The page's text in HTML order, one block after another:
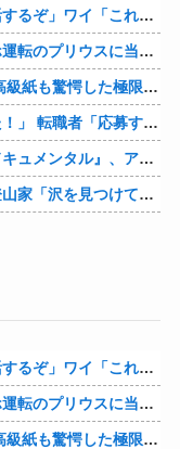
【衝撃】烈海王「この砂糖水を飲めば復活するぞ」ワイ「これはトンデモ理論やろなぁ」ﾍﾟﾗ←結果ｗｗｗｗ
【動画】逃げる判断はやっ！埼玉でスマホ運転のプリウスに当て逃げされる車載。
海外「日本人はなんて気高いんだ！」 英高級紙も驚愕した極限の中の日本人の姿に世界が衝撃
とある転職サイト「スカウトしにきました！」 転職者「応募するわ！」 → 結果ｗｗｗｗｗ
【芸能】松本人志企画・プロデュース『ドキュメンタル』、アメリカで初の制作が決定
登山家「山で迷ったらとりあえず登れ」登山家「沢を見つけて下山しろ」←これ結局どっちが正解なの？
【衝撃】烈海王「この砂糖水を飲めば復活するぞ」ワイ「これはトンデモ理論やろなぁ」ﾍﾟﾗ←結果ｗｗｗｗ
【動画】逃げる判断はやっ！埼玉でスマホ運転のプリウスに当て逃げされる車載。
海外「日本人はなんて気高いんだ！」 英高級紙も驚愕した極限の中の日本人の姿に世界が衝撃